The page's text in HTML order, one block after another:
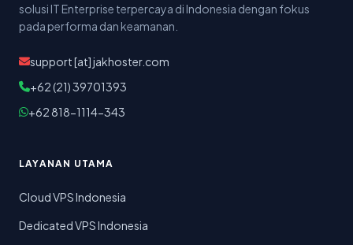
solusi IT Enterprise terpercaya di Indonesia dengan fokus
pada performa dan keamanan.
support [at] jakhoster.com
+62 (21) 39701393
+62 818-1114-343
LAYANAN UTAMA
Cloud VPS Indonesia
Dedicated VPS Indonesia